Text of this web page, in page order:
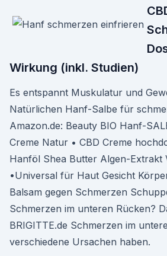
Wirkung (inkl. Studien)
Es entspannt Muskulatur und
Natürlichen Hanf-Salbe für
Amazon.de: Beauty BIO Hanf-
Creme Natur • CBD Creme
Hanföl Shea Butter Algen-Extrakt
•Universal für Haut Gesicht
Balsam gegen Schmerzen
Schmerzen im unteren Rücken?
BRIGITTE.de Schmerzen im
verschiedene Ursachen haben.